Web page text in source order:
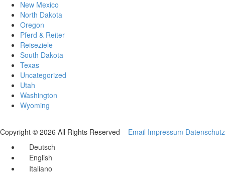
New Mexico
North Dakota
Oregon
Pferd & Reiter
Reiseziele
South Dakota
Texas
Uncategorized
Utah
Washington
Wyoming
Copyright © 2026 All Rights Reserved Email Impressum Datenschutz
Deutsch
English
Italiano